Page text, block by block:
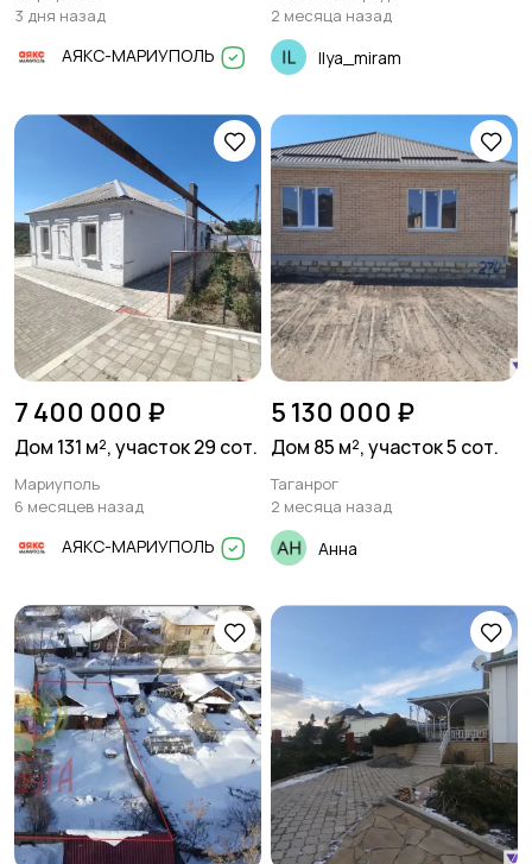
3 дня назад
АЯКС-МАРИУПОЛЬ
2 месяца назад
Ilya_miram
7 400 000 ₽
Дом 131 м², участок 29 сот.
Мариуполь
6 месяцев назад
АЯКС-МАРИУПОЛЬ
5 130 000 ₽
Дом 85 м², участок 5 сот.
Таганрог
2 месяца назад
Анна